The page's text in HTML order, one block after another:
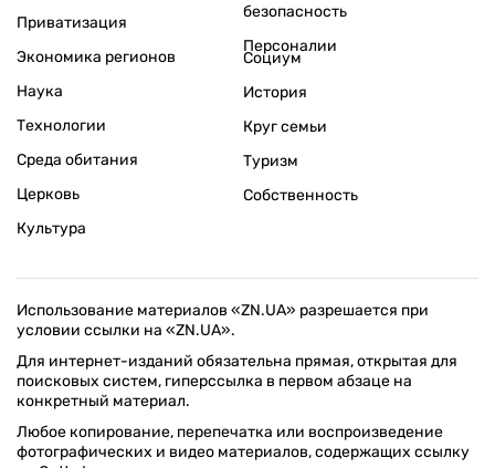
Приватизация
Экономика регионов
безопасность
Персоналии
Наука
Технологии
Среда обитания
Церковь
Культура
Социум
История
Круг семьи
Туризм
Собственность
Использование материалов «ZN.UA» разрешается при
условии ссылки на «ZN.UA».
Для интернет-изданий обязательна прямая, открытая для
поисковых систем, гиперссылка в первом абзаце на
конкретный материал.
Любое копирование, перепечатка или воспроизведение
фотографических и видео материалов, содержащих ссылку